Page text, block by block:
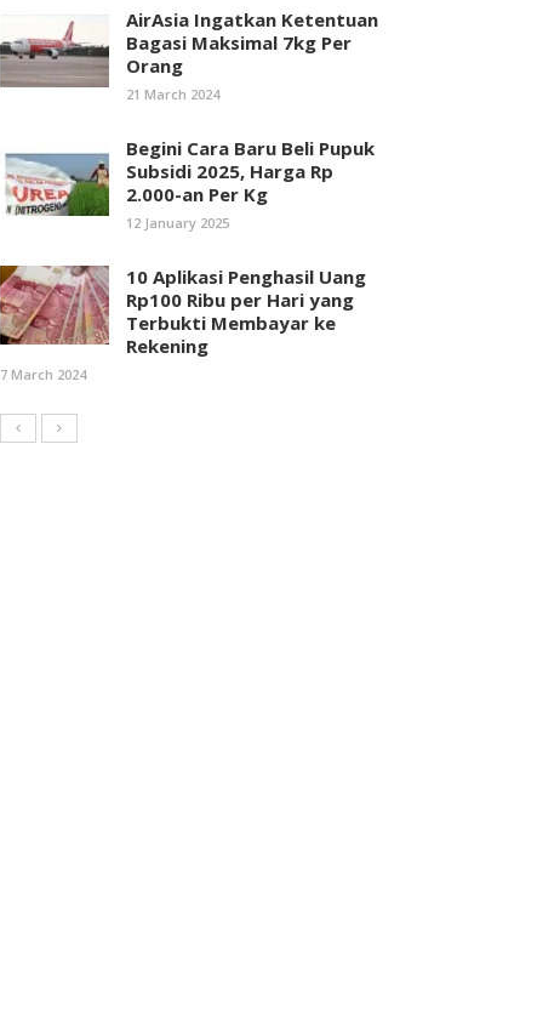
AirAsia Ingatkan Ketentuan
Bagasi Maksimal 7kg Per
Orang
21 March 2024
Begini Cara Baru Beli Pupuk
Subsidi 2025, Harga Rp
2.000-an Per Kg
12 January 2025
10 Aplikasi Penghasil Uang
Rp100 Ribu per Hari yang
Terbukti Membayar ke
Rekening
7 March 2024